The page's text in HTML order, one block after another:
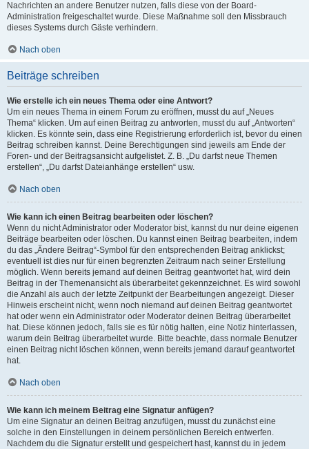
Nachrichten an andere Benutzer nutzen, falls diese von der Board-
Administration freigeschaltet wurde. Diese Maßnahme soll den Missbrauch
dieses Systems durch Gäste verhindern.
Nach oben
Beiträge schreiben
Wie erstelle ich ein neues Thema oder eine Antwort?
Um ein neues Thema in einem Forum zu eröffnen, musst du auf „Neues
Thema“ klicken. Um auf einen Beitrag zu antworten, musst du auf „Antworten“
klicken. Es könnte sein, dass eine Registrierung erforderlich ist, bevor du einen
Beitrag schreiben kannst. Deine Berechtigungen sind jeweils am Ende der
Foren- und der Beitragsansicht aufgelistet. Z. B. „Du darfst neue Themen
erstellen“, „Du darfst Dateianhänge erstellen“ usw.
Nach oben
Wie kann ich einen Beitrag bearbeiten oder löschen?
Wenn du nicht Administrator oder Moderator bist, kannst du nur deine eigenen
Beiträge bearbeiten oder löschen. Du kannst einen Beitrag bearbeiten, indem
du das „Ändere Beitrag“-Symbol für den entsprechenden Beitrag anklickst;
eventuell ist dies nur für einen begrenzten Zeitraum nach seiner Erstellung
möglich. Wenn bereits jemand auf deinen Beitrag geantwortet hat, wird dein
Beitrag in der Themenansicht als überarbeitet gekennzeichnet. Es wird sowohl
die Anzahl als auch der letzte Zeitpunkt der Bearbeitungen angezeigt. Dieser
Hinweis erscheint nicht, wenn noch niemand auf deinen Beitrag geantwortet
hat oder wenn ein Administrator oder Moderator deinen Beitrag überarbeitet
hat. Diese können jedoch, falls sie es für nötig halten, eine Notiz hinterlassen,
warum dein Beitrag überarbeitet wurde. Bitte beachte, dass normale Benutzer
einen Beitrag nicht löschen können, wenn bereits jemand darauf geantwortet
hat.
Nach oben
Wie kann ich meinem Beitrag eine Signatur anfügen?
Um eine Signatur an deinen Beitrag anzufügen, musst du zunächst eine
solche in den Einstellungen in deinem persönlichen Bereich entwerfen.
Nachdem du die Signatur erstellt und gespeichert hast, kannst du in jedem